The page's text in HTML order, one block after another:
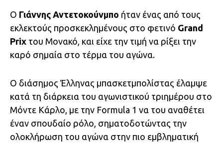
Ο Γιάννης Αντετοκούνμπο ήταν ένας από τους
εκλεκτούς προσκεκλημένους στο φετινό Grand
Prix του Μονακό, και είχε την τιμή να ρίξει την
καρό σημαία στο τέρμα του αγώνα.
Ο διάσημος Έλληνας μπασκετμπολίστας έλαμψε
κατά τη διάρκεια του αγωνιστικού τριημέρου στο
Μόντε Κάρλο, με την Formula 1 να του αναθέτει
έναν σπουδαίο ρόλο, σηματοδοτώντας την
ολοκλήρωση του αγώνα στην πιο εμβληματική